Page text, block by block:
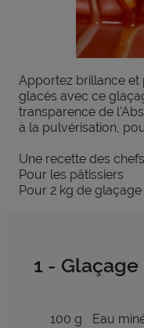
Apportez brillance et
glacés avec ce
transparence de
à la pulvérisation,
Une recette des
Pour les pâtissiers
Pour 2 kg de glaçage
1 -
100 g
Eau